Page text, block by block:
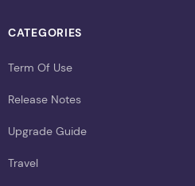
CATEGORIES
Term Of Use
Release Notes
Upgrade Guide
Travel